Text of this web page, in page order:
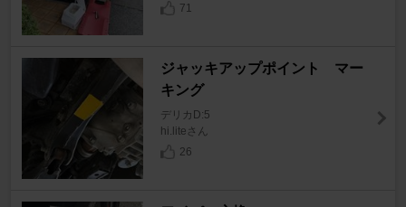
71
ジャッキアップポイント マー
キング
デリカD:5
hi.liteさん
26